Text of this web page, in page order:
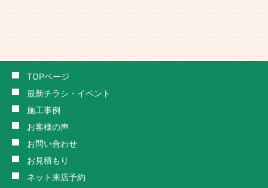
TOPページ
最新チラシ・イベント
施工事例
お客様の声
お問い合わせ
お見積もり
ネット来店予約